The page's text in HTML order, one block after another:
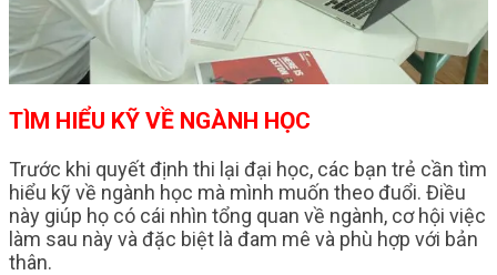
TÌM HIỂU KỸ VỀ NGÀNH HỌC
Trước khi quyết định thi lại đại học, các bạn trẻ cần tìm
hiểu kỹ về ngành học mà mình muốn theo đuổi. Điều
này giúp họ có cái nhìn tổng quan về ngành, cơ hội việc
làm sau này và đặc biệt là đam mê và phù hợp với bản
thân.